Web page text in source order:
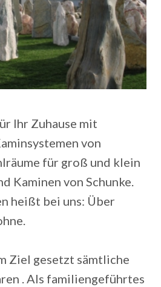
Ihr Zuhause mit
von
für groß und klein
Kaminen von Schunke.
heißt bei uns: Über
Ziel gesetzt sämtliche
. Als familiengeführtes